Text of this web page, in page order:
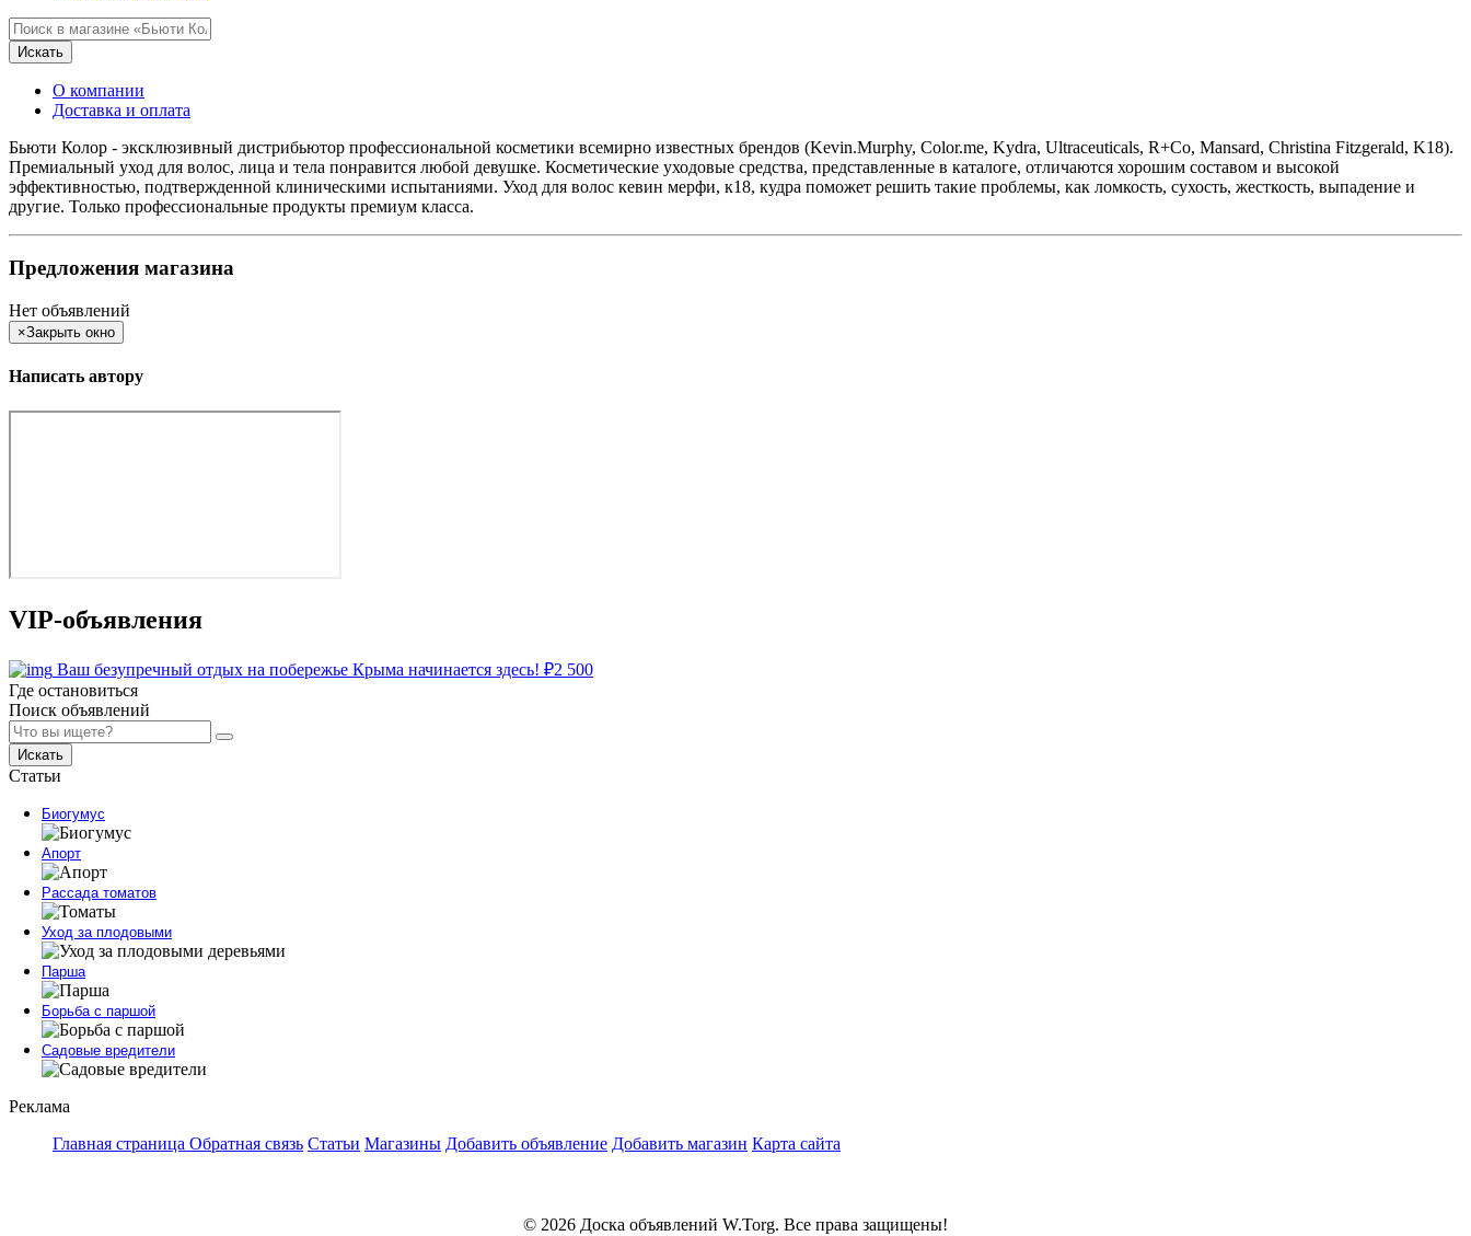
Искать
О компании
Доставка и оплата
Бьюти Колор - эксклюзивный дистрибьютор профессиональной косметики всемирно известных брендов (Kevin.Murphy, Color.me, Kydra, Ultraceuticals, R+Co, Mansard, Christina Fitzgerald, K18).
Премиальный уход для волос, лица и тела понравится любой девушке. Косметические уходовые средства, представленные в каталоге, отличаются хорошим составом и высокой
эффективностью, подтвержденной клиническими испытаниями. Уход для волос кевин мерфи, к18, кудра поможет решить такие проблемы, как ломкость, сухость, жесткость, выпадение и
другие. Только профессиональные продукты премиум класса.
Предложения магазина
Нет объявлений
×Закрыть окно
Написать автору
VIP-объявления
Ваш безупречный отдых на побережье Крыма начинается здесь! ₽2 500
Где остановиться
Поиск объявлений
Искать
Статьи
Биогумус
Апорт
Рассада томатов
Уход за плодовыми
Парша
Борьба с паршой
Садовые вредители
Реклама
Главная страница Обратная связь Статьи Магазины Добавить объявление Добавить магазин Карта сайта
© 2026 Доска объявлений W.Torg. Все права защищены!